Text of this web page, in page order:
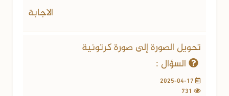
الاجابة
تحويل الصورة إلى صورة كرتونية
السؤال :